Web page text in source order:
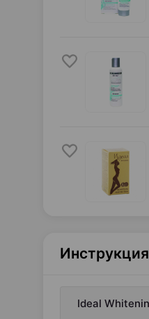
Инструкция
Ideal